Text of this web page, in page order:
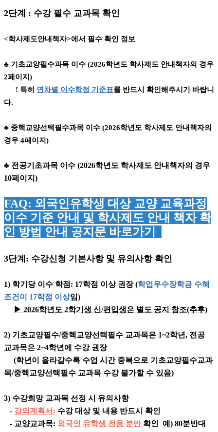
2단계 : 수강 필수 교과목 확인
<학사제도안내책자>에서 필수 확인 정보
♣ 기초교양필수과목 이수 (2026학년도 학사제도 안내책자의 경우
2페이지)
! 특히 연차별 이수학점 기준표를 반드시 확인해주시기 바랍니
다.
♣ 중핵교양선택필수과목 이수 (2026학년도 학사제도 안내책자의
경우 4페이지)
♣ 전공기초과목 이수 (2026학년도 학사제도 안내책자의 경우
10페이지)
FAQ: 외국인유학생 대상 교양 교육과정
이수 기준 안내 및 학사제도 안내 책자 확
인 방법 안내 공지문 바로가기
3단계 : 수강신청 기본사항 및 유의사항 확인
1) 학기당 이수 학점: 17학점 이상 권장 (학업우수장학금 수혜
조건이 17학점 이상임)
▶ 2026학년도 2학기생 신/편입생은 별도 공지 참조(추후)
2) 기초교양필수/중핵교양선택필수 교과목은 1~2학년, 전공
교과목은 2~4학년에 수강 권장
(학년이 올라갈수록 수업 시간 중복으로 기초교양필수교과
목/중핵교양선택필수 교과목 수강 불가할 수 있음)
3) 수강희망 교과목 선정 시 유의사항
- 강의계획서: 수강 대상 및 내용 반드시 확인
- 교양교과목: 외국인 유학생 전용 분반 확인 예) 80분반대